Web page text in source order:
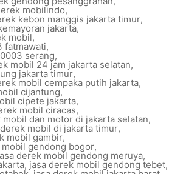
mobilindo,
kebon manggis jakarta timur,
jakarta,
mobil,
fatmawati,
serang,
mobil 24 jam jakarta selatan,
jakarta timur,
mobil cempaka putih jakarta,
cijantung,
cipete jakarta,
mobil ciracas,
mobil dan motor di jakarta selatan,
mobil di jakarta timur,
mobil gambir,
mobil gendong bogor,
derek mobil gendong meruya,
, jasa derek mobil gendong tebet,